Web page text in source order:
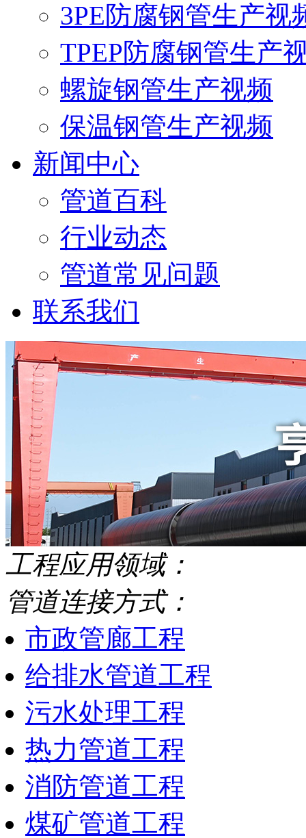
3PE防腐钢管生产视
TPEP防腐钢管生产
螺旋钢管生产视频
保温钢管生产视频
新闻中心
管道百科
行业动态
管道常见问题
联系我们
工程应用领域：
管道连接方式：
市政管廊工程
给排水管道工程
污水处理工程
热力管道工程
消防管道工程
煤矿管道工程